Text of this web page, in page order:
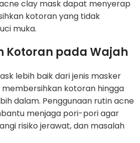
clay mask dapat menyerap
kotoran yang tidak
muka.
Kotoran pada Wajah
lebih baik dari jenis masker
kotoran hingga
dalam. Penggunaan rutin acne
menjaga pori-pori agar
risiko jerawat, dan masalah